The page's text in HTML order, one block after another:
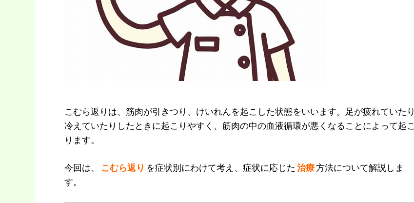
こむら返りは、筋肉が引きつり、けいれんを起こした状態をいいます。足が疲れていたり
冷えていたりしたときに起こりやすく、筋肉の中の血液循環が悪くなることによって起こ
ります。
今回は、 こむら返り を症状別にわけて考え、症状に応じた 治療方法について解説しま
す。